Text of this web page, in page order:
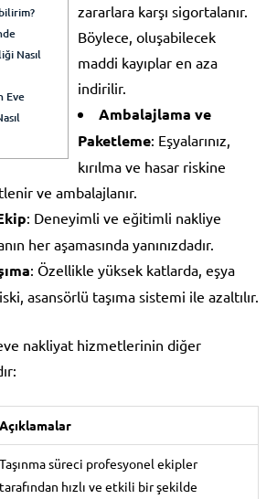
Nasıl
Eve
zararlara karşı sigortalanır.
Böylece, oluşabilecek
maddi kayıplar en aza
indirilir.
Ambalajlama ve
Paketleme: Eşyalarınız,
kırılma ve hasar riskine
ve ambalajlanır.
: Deneyimli ve eğitimli nakliye
her aşamasında yanınızdadır.
: Özellikle yüksek katlarda, eşya
asansörlü taşıma sistemi ile azaltılır.
nakliyat hizmetlerinin diğer
Açıklamalar
Taşınma süreci profesyonel ekipler
tarafından hızlı ve etkili bir şekilde